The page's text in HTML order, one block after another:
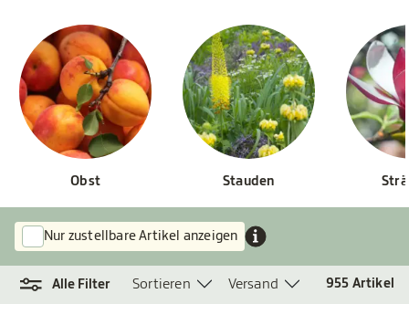
Obst Stauden
Nur zustellbare Artikel anzeigen
Alle Filter Sortieren Versand 955 Artikel